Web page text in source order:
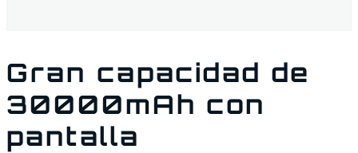
Gran capacidad de
30000mAh con
pantalla